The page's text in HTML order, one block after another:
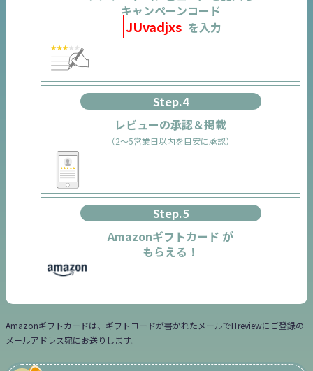
キャンペーンコード
JUvadjxs を入力
Step.4
レビューの承認＆掲載
（2～5営業日以内を目安に承認）
Step.5
Amazonギフトカード が
もらえる！
Amazonギフトカードは、ギフトコードが書かれたメールでITreviewにご登録の
メールアドレス宛にお送りします。